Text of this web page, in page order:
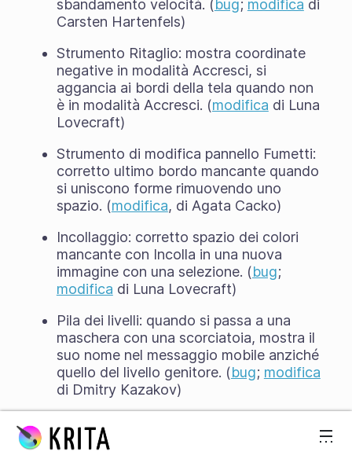
sbandamento velocità. (bug; modifica di
Carsten Hartenfels)
Strumento Ritaglio: mostra coordinate
negative in modalità Accresci, si
aggancia ai bordi della tela quando non
è in modalità Accresci. (modifica di Luna
Lovecraft)
Strumento di modifica pannello Fumetti:
corretto ultimo bordo mancante quando
si uniscono forme rimuovendo uno
spazio. (modifica, di Agata Cacko)
Incollaggio: corretto spazio dei colori
mancante con Incolla in una nuova
immagine con una selezione. (bug;
modifica di Luna Lovecraft)
Pila dei livelli: quando si passa a una
maschera con una scorciatoia, mostra il
suo nome nel messaggio mobile anziché
quello del livello genitore. (bug; modifica
di Dmitry Kazakov)
risorse che si trovano all'interno di una
sottocartella dentro un documento.